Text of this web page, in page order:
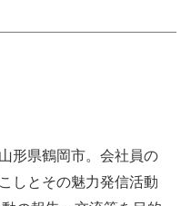
形県鶴岡市。会社員の
しとその魅力発信活動